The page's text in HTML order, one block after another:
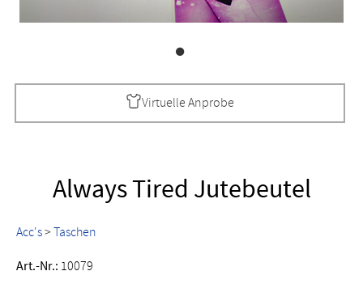
Virtuelle Anprobe
Always Tired Jutebeutel
Acc's> Taschen
Art.-Nr.: 10079